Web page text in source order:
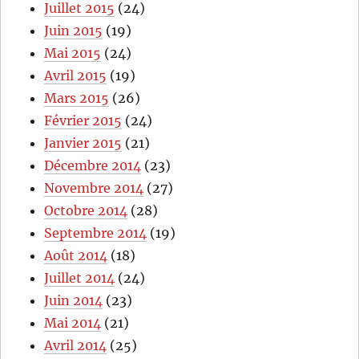
Juillet 2015 (24)
Juin 2015 (19)
Mai 2015 (24)
Avril 2015 (19)
Mars 2015 (26)
Février 2015 (24)
Janvier 2015 (21)
Décembre 2014 (23)
Novembre 2014 (27)
Octobre 2014 (28)
Septembre 2014 (19)
Août 2014 (18)
Juillet 2014 (24)
Juin 2014 (23)
Mai 2014 (21)
Avril 2014 (25)